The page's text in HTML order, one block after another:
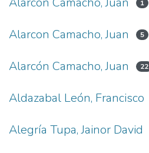
1
Alarcon Camacho, Juan 5
Alarcón Camacho, Juan 22
Aldazabal León, Francisco
Alegría Tupa, Jainor David